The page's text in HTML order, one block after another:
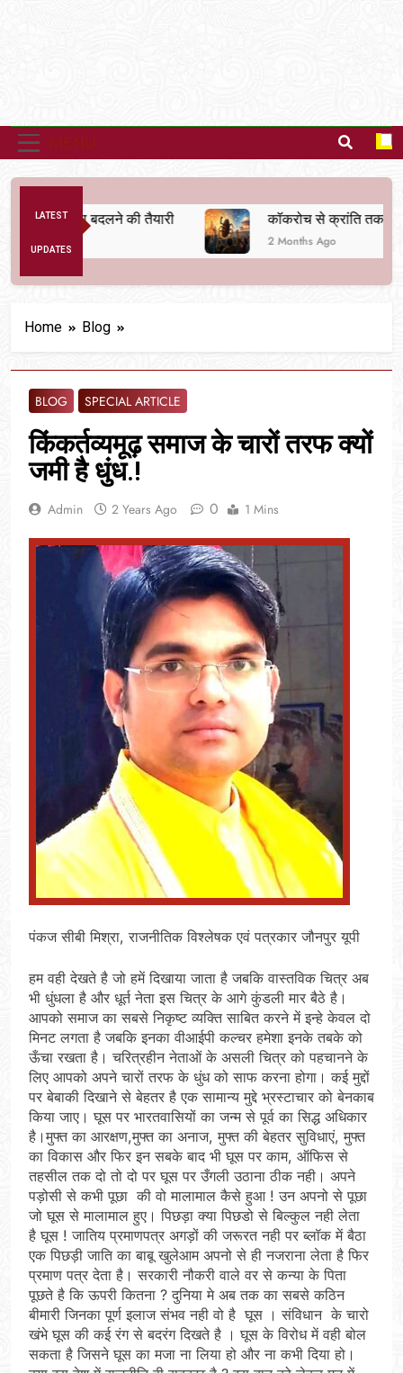
LATEST
UPDATES
व्यवस्था बदलने की तैयारी कॉकरोच से क्रांति तक
2 Months Ago
Home Blog
BLOG SPECIAL ARTICLE
किंकर्तव्यमूढ़ समाज के चारों तरफ क्यों
जमी है धुंध.!
Admin 2 Years Ago 0 1 Mins
पंकज सीबी मिश्रा, राजनीतिक विश्लेषक एवं पत्रकार जौनपुर यूपी
हम वही देखते है जो हमें दिखाया जाता है जबकि वास्तविक चित्र अब
भी धुंधला है और धूर्त नेता इस चित्र के आगे कुंडली मार बैठे है।
आपको समाज का सबसे निकृष्ट व्यक्ति साबित करने में इन्हे केवल दो
मिनट लगता है जबकि इनका वीआईपी कल्चर हमेशा इनके तबके को
ऊँचा रखता है। चरित्रहीन नेताओं के असली चित्र को पहचानने के
लिए आपको अपने चारों तरफ के धुंध को साफ करना होगा। कई मुद्दों
पर बेबाकी दिखाने से बेहतर है एक सामान्य मुद्दे भ्रस्टाचार को बेनकाब
किया जाए। घूस पर भारतवासियों का जन्म से पूर्व का सिद्ध अधिकार
है।मुफ्त का आरक्षण,मुफ्त का अनाज, मुफ्त की बेहतर सुविधाएं, मुफ्त
का विकास और फिर इन सबके बाद भी घूस पर काम, ऑफिस से
तहसील तक दो तो दो पर घूस पर उँगली उठाना ठीक नही। अपने
पड़ोसी से कभी पूछा की वो मालामाल कैसे हुआ ! उन अपनो से पूछा
जो घूस से मालामाल हुए। पिछड़ा क्या पिछडो से बिल्कुल नही लेता
है घूस ! जातिय प्रमाणपत्र अगड़ों की जरूरत नही पर ब्लॉक में बैठा
एक पिछड़ी जाति का बाबू खुलेआम अपनो से ही नजराना लेता है फिर
प्रमाण पत्र देता है। सरकारी नौकरी वाले वर से कन्या के पिता
पूछते है कि ऊपरी कितना ? दुनिया मे अब तक का सबसे कठिन
बीमारी जिनका पूर्ण इलाज संभव नही वो है घूस । संविधान के चारो
खंभे घूस की कई रंग से बदरंग दिखते है । घूस के विरोध में वही बोल
सकता है जिसने घूस का मजा ना लिया हो और ना कभी दिया हो।